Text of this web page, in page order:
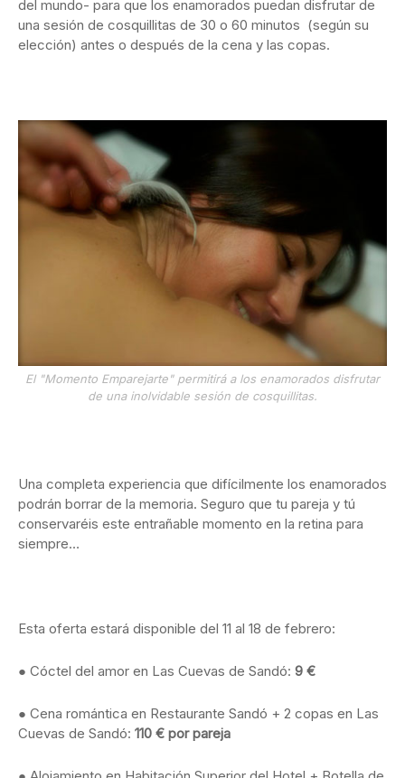
del mundo- para que los enamorados puedan disfrutar de
una sesión de cosquillitas de 30 o 60 minutos (según su
elección) antes o después de la cena y las copas.
El "Momento Emparejarte" permitirá a los enamorados disfrutar
de una inolvidable sesión de cosquillitas.
Una completa experiencia que difícilmente los enamorados
podrán borrar de la memoria. Seguro que tu pareja y tú
conservaréis este entrañable momento en la retina para
siempre…
Esta oferta estará disponible del 11 al 18 de febrero:
● Cóctel del amor en Las Cuevas de Sandó: 9 €
● Cena romántica en Restaurante Sandó + 2 copas en Las
Cuevas de Sandó: 110 € por pareja